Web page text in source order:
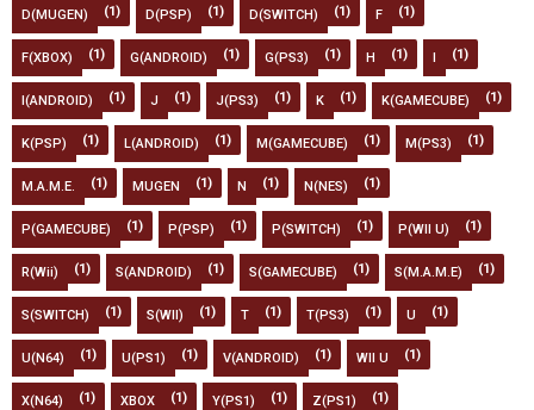
D(MUGEN) (1) D(PSP) (1) D(SWITCH) (1) F (1)
F(XBOX) (1) G(ANDROID) (1) G(PS3) (1) H (1) (1)
I(ANDROID) (1) J (1) J(PS3) (1) K (1) K(GAMECUBE) (1)
K(PSP) (1) L(ANDROID) (1) M(GAMECUBE) (1) M(PS3) (1)
M.A.M.E. (1) MUGEN (1) N (1) N(NES) (1)
P(GAMECUBE) (1) P(PSP) (1) P(SWITCH) (1) P(WII U) (1)
R(Wii) (1) S(ANDROID) (1) S(GAMECUBE) (1) S(M.A.M.E) (1)
S(SWITCH) (1) S(WII) (1) T (1) T(PS3) (1) U (1)
U(N64) (1) U(PS1) (1) V(ANDROID) (1) WII U (1)
X(N64) (1) XBOX (1) Y(PS1) (1) Z(PS1) (1)